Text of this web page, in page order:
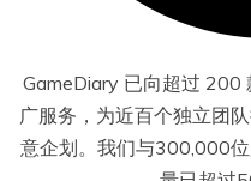
GameDiary 已向超过 200
广服务，为近百个独立团
意企划。我们与300,000